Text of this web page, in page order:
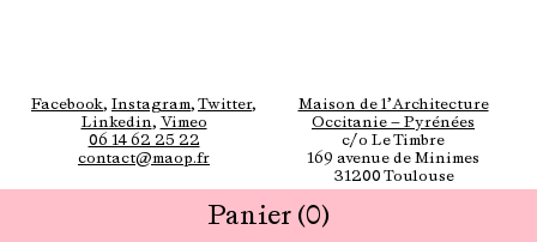
Panier (0)
Facebook, Instagram, Twitter,
Linkedin, Vimeo
Maison de l’Architecture
Occitanie — Pyrénées
06 14 62 25 22
contact@maop.fr
c/o Le Timbre
169 avenue de Minimes
31200 Toulouse